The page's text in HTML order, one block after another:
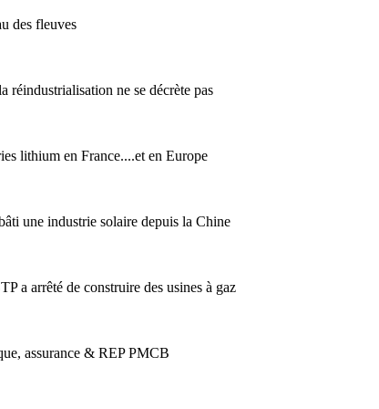
des fleuves
réindustrialisation ne se décrète pas
lithium en France....et en Europe
une industrie solaire depuis la Chine
a arrêté de construire des usines à gaz
assurance & REP PMCB